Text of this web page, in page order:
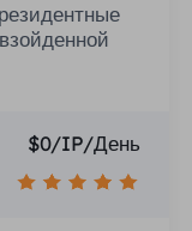
$0/IP/День